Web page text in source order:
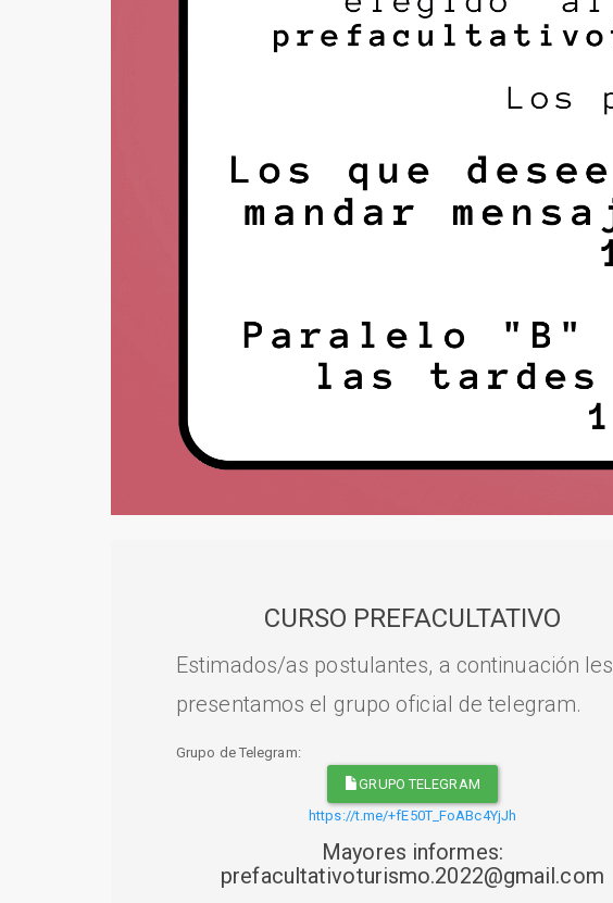
CURSO PREFACULTATIVO
Estimados/as postulantes, a continuación les
presentamos el grupo oficial de telegram.
Grupo de Telegram:
GRUPO TELEGRAM
https://t.me/+fE50T_FoABc4YjJh
Mayores informes:
prefacultativoturismo.2022@gmail.com